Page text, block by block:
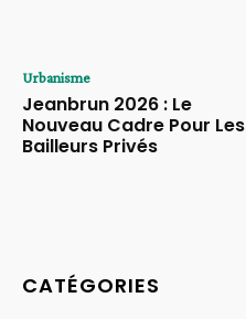
Urbanisme
Jeanbrun 2026 : Le
Nouveau Cadre Pour Les
Bailleurs Privés
CATÉGORIES